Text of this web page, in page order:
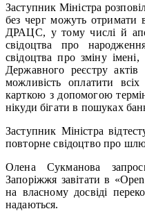
Заступник Міністра
без черг можуть отримати
ДРАЦС, у тому числі й
свідоцтва про
свідоцтва про зміну
Державного реєстру
можливість оплатити
карткою з допомогою
нікуди бігати в пошуках
Заступник Міністра
повторне свідоцтво про
Олена Сукманова
Запоріжжя завітати в
на власному досвіді
надаються.